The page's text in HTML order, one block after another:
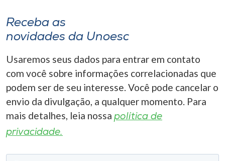
Receba as
novidades da Unoesc
Usaremos seus dados para entrar em contato
com você sobre informações correlacionadas que
podem ser de seu interesse. Você pode cancelar o
envio da divulgação, a qualquer momento. Para
mais detalhes, leia nossa política de
privacidade.